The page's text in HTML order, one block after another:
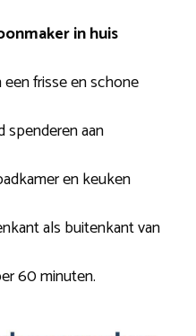
in huis
frisse en schone
spenderen aan
en keuken
als buitenkant van
60 minuten.